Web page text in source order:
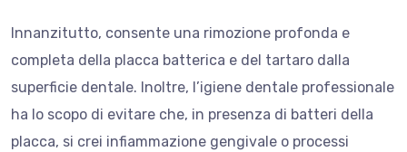
Innanzitutto, consente una rimozione profonda e
completa della placca batterica e del tartaro dalla
superficie dentale. Inoltre, l’igiene dentale professionale
ha lo scopo di evitare che, in presenza di batteri della
placca, si crei infiammazione gengivale o processi